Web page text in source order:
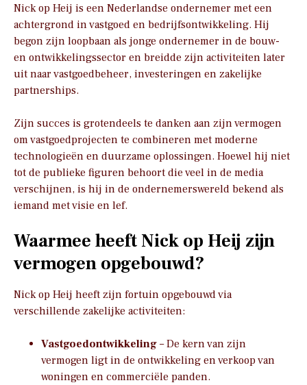
Nick op Heij is een Nederlandse ondernemer met een
achtergrond in vastgoed en bedrijfsontwikkeling. Hij
begon zijn loopbaan als jonge ondernemer in de bouw-
en ontwikkelingssector en breidde zijn activiteiten later
uit naar vastgoedbeheer, investeringen en zakelijke
partnerships.
Zijn succes is grotendeels te danken aan zijn vermogen
om vastgoedprojecten te combineren met moderne
technologieën en duurzame oplossingen. Hoewel hij niet
tot de publieke figuren behoort die veel in de media
verschijnen, is hij in de ondernemerswereld bekend als
iemand met visie en lef.
Waarmee heeft Nick op Heij zijn
vermogen opgebouwd?
Nick op Heij heeft zijn fortuin opgebouwd via
verschillende zakelijke activiteiten:
Vastgoedontwikkeling – De kern van zijn
vermogen ligt in de ontwikkeling en verkoop van
woningen en commerciële panden.